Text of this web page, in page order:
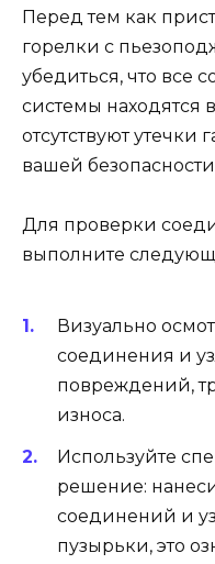
Перед тем как
горелки с
убедиться, что все
системы находятся
отсутствуют утечки
вашей
Для проверки
выполните
Визуально
соединения и
повреждений,
износа.
Используйте
решение:
соединений и
пузырьки, это